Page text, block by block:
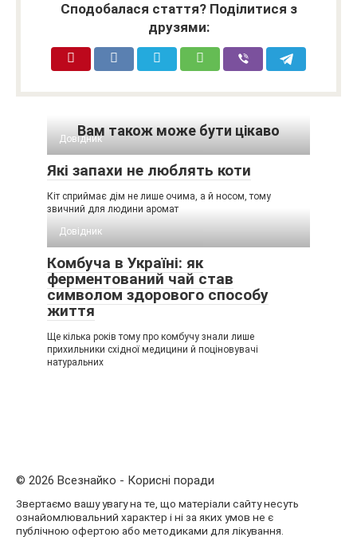
Сподобалася стаття? Поділитися з
друзями:
Вам також може бути цікаво
Довідник
Які запахи не люблять коти
Кіт сприймає дім не лише очима, а й носом, тому
звичний для людини аромат
Довідник
Комбуча в Україні: як
ферментований чай став
символом здорового способу
життя
Ще кілька років тому про комбучу знали лише
прихильники східної медицини й поціновувачі
натуральних
© 2026 Всезнайко - Корисні поради
Звертаємо вашу увагу на те, що матеріали сайту несуть
ознайомлювальний характер і ні за яких умов не є
публічною офертою або методиками для лікування.